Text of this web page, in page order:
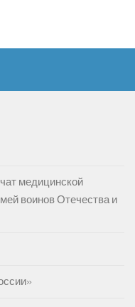
медицинской
воинов Отечества и